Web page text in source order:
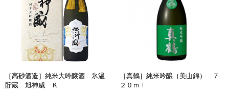
［高砂酒造］純米大吟醸酒 氷温
貯蔵 旭神威 Ｋ
［真鶴］純米吟醸（美山錦） ７
２０ｍｌ